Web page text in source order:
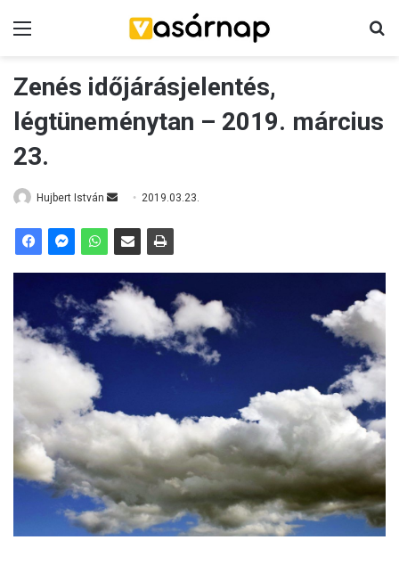
Zenés időjárásjelentés,
légtüneménytan – 2019. március
23.
Hujbert István
n
a
e
l
2019.03.23.